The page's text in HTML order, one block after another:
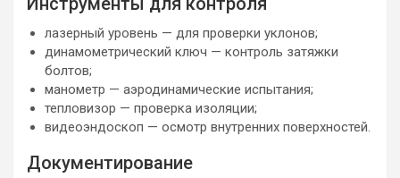
лазерный уровень — для проверки уклонов;
динамометрический ключ — контроль затяжки
болтов;
манометр — аэродинамические испытания;
тепловизор — проверка изоляции;
видеоэндоскоп — осмотр внутренних поверхностей.
Документирование